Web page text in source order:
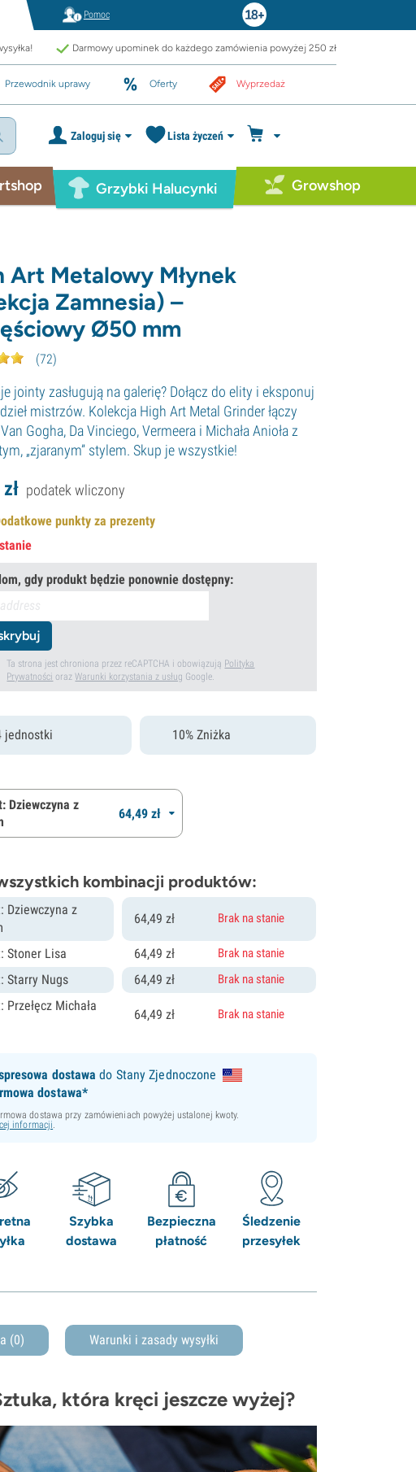
Pomoc
Darmowy upominek do każdego zamówienia powyżej 250 zł
Przewodnik uprawy Oferty Wyprzedaż
Zaloguj się Lista życzeń
Grzybki Halucynki Growshop
Art Metalowy Młynek
Zamnesia) –
Ø50 mm
(72)
jointy zasługują na galerię? Dołącz do elity i eksponuj
mistrzów. Kolekcja High Art Metal Grinder łączy
Gogha, Da Vinciego, Vermeera i Michała Anioła z
„zjaranym” stylem. Skup je wszystkie!
zł podatek wliczony
punkty za prezenty
gdy produkt będzie ponownie dostępny:
Ta strona jest chroniona przez reCAPTCHA i obowiązują Polityka
Prywatności orazWarunki korzystania z usług Google.
jednostki 10% Zniżka
Dziewczyna z
64,49 zł
kombinacji produktów:
Dziewczyna z
64,49 zł Brak na stanie
Stoner Lisa 64,49 zł Brak na stanie
Starry Nugs 64,49 zł Brak na stanie
Przełęcz Michała
64,49 zł Brak na stanie
dostawa do Stany Zjednoczone
dostawa*
dostawa przy zamówieniach powyżej ustalonej kwoty.
informacji
Szybka
dostawa
Bezpieczna
płatność
Śledzenie
przesyłek
(0) Warunki i zasady wysyłki
która kręci jeszcze wyżej?